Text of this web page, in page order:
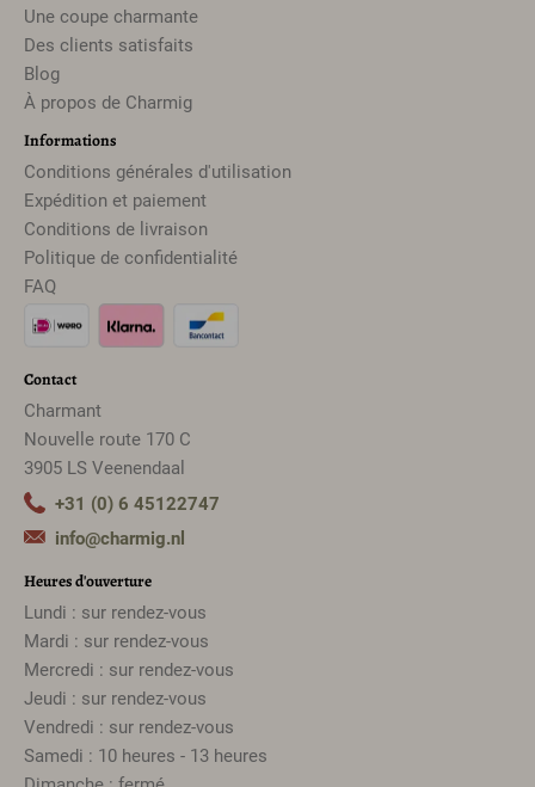
Une coupe charmante
Des clients satisfaits
Blog
À propos de Charmig
Informations
Conditions générales d'utilisation
Expédition et paiement
Conditions de livraison
Politique de confidentialité
FAQ
Contact
Charmant
Nouvelle route 170 C
3905 LS Veenendaal
+31 (0) 6 45122747
info@charmig.nl
Heures d'ouverture
Lundi : sur rendez-vous
Mardi : sur rendez-vous
Mercredi : sur rendez-vous
Jeudi : sur rendez-vous
Vendredi : sur rendez-vous
Samedi : 10 heures - 13 heures